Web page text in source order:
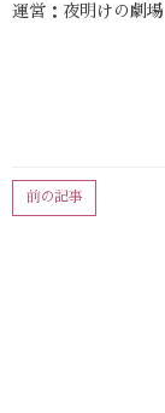
運営：夜明けの劇
前の記事